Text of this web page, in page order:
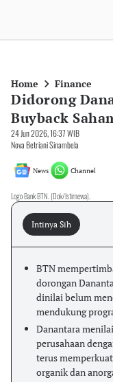
Home Finance
Didorong
Buyback
24 Jun 2026, 16:37 WIB
Nova Betriani Sinambela
News Channel
Logo Bank BTN. (Dok/Istimewa).
Intinya Sih
BTN
dorongan
dinilai belum
mendukung
Danantara
perusahaan
terus
organik dan